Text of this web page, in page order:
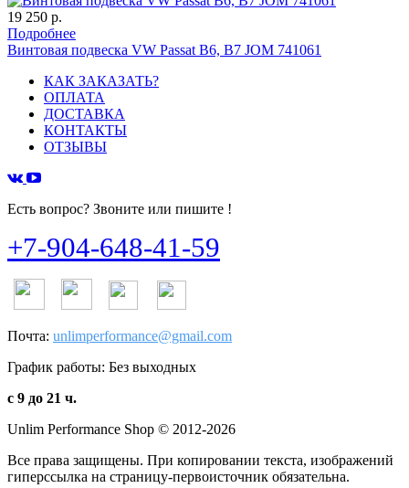
19 250 р.
Подробнее
Винтовая подвеска VW Passat B6, B7 JOM 741061
КАК ЗАКАЗАТЬ?
ОПЛАТА
ДОСТАВКА
КОНТАКТЫ
ОТЗЫВЫ
Есть вопрос? Звоните или пишите !
+7-904-648-41-59
Почта: unlimperformance@gmail.com
График работы: Без выходных
с 9 до 21 ч.
Unlim Performance Shop © 2012-2026
Все права защищены. При копировании текста, изображений
гиперссылка на страницу-первоисточник обязательна.